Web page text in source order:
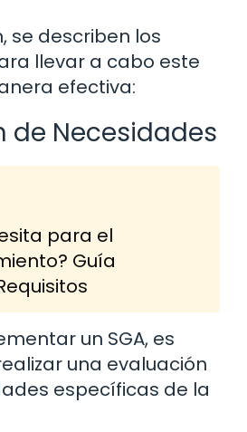
se describen los
llevar a cabo este
efectiva:
de Necesidades
para el
Guía
un SGA, es
una evaluación
específicas de la